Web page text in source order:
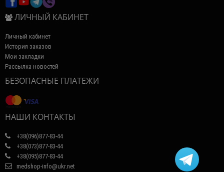
ЛИЧНЫЙ КАБИНЕТ
Личный кабинет
История заказов
Мои закладки
Рассылка новостей
БЕЗОПАСНЫЕ ПЛАТЕЖИ
НАШИ КОНТАКТЫ
+38(096)877-83-44
+38(073)877-83-44
+38(095)877-83-44
medshop-info@ukr.net